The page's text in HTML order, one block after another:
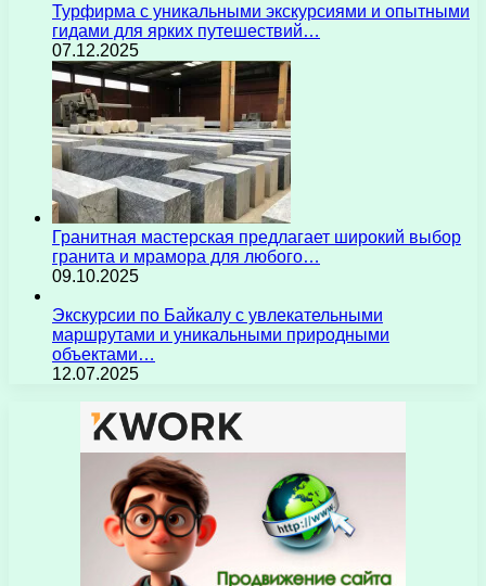
Турфирма с уникальными экскурсиями и опытными
гидами для ярких путешествий…
07.12.2025
Гранитная мастерская предлагает широкий выбор
гранита и мрамора для любого…
09.10.2025
Экскурсии по Байкалу с увлекательными
маршрутами и уникальными природными
объектами…
12.07.2025